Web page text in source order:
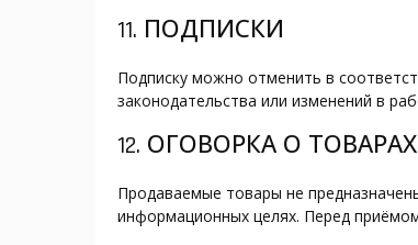
11. ПОДПИСКИ
Подписку можно отменить в
законодательства или изменений в
12. ОГОВОРКА О
Продаваемые товары не
информационных целях. Перед